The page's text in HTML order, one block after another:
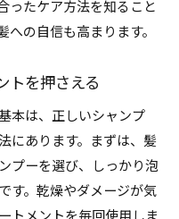
ったケア方法を知ること
の自信も高まります。
トを押さえる
本は、正しいシャンプ
にあります。まずは、髪
プーを選び、しっかり泡
す。乾燥やダメージが気